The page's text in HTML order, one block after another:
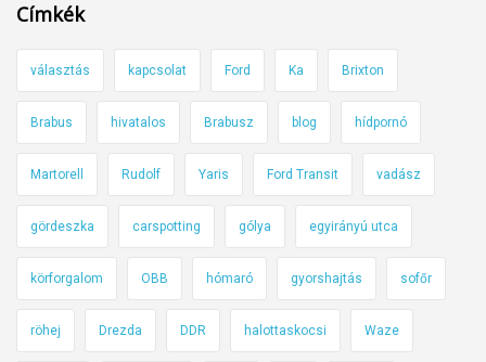
m
é
n
y
e
n
é
l
k
Címkék
választás kapcsolat Ford Ka Brixton
Brabus hivatalos Brabusz blog hídpornó
Martorell Rudolf Yaris Ford Transit vadász
gördeszka carspotting gólya egyirányú utca
körforgalom OBB hómaró gyorshajtás sofőr
röhej Drezda DDR halottaskocsi Waze